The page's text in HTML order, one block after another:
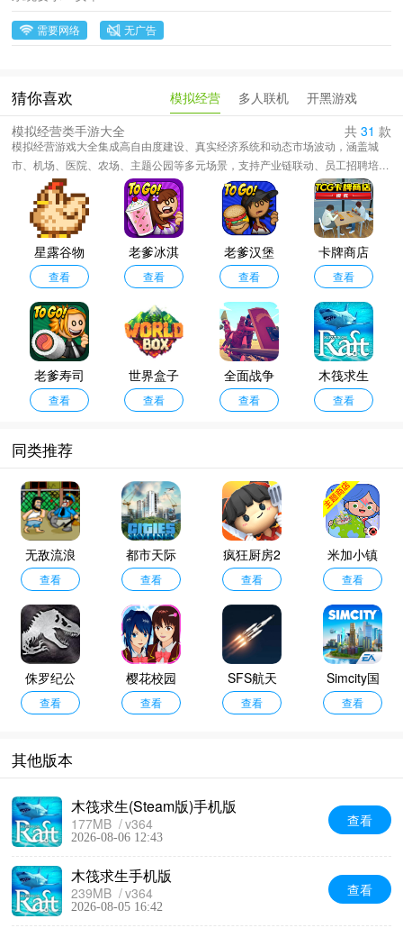
需要网络 无广告
猜你喜欢 模拟经营 多人联机
开黑游戏
模拟经营类手游大全
共 31 款
模拟经营游戏大全集成高自由度建设、真实经济系统和动态市场波动，涵盖城
市、机场、医院、农场、主题公园等多元场景，支持产业链联动、员工招聘培
训、科技研发升级与政策调控，昼夜四季天气随机影响供需，财务数据可视化助
力精准决策，离线收益与云端存档保障进度不丢失，个性化装扮、模组扩展及社
交交易激发创意，任务成就、排行榜和赛季挑战持续提供目标驱动，沉浸式音效
与精细像素3D画面共构微观世界，让玩家体验从小本生意到商业帝国的成长快
星露谷物
语美化版
查看
老爹冰淇
淋店中文
版
查看
老爹汉堡
店中文版
查看
卡牌商店
模拟器
查看
老爹寿司
店Togo
查看
世界盒子
修仙版
查看
全面战争
模拟器部
查看
木筏求生
联机版
查看
同类推荐
无敌流浪
汉2手机版
查看
都市天际
线
查看
疯狂厨房2
双人模式
查看
米加小镇
无广告版
查看
侏罗纪公
园完整版
查看
樱花校园
模拟器(新
查看
SFS航天
模拟器最
查看
Simcity国
际服
查看
其他版本
木筏求生(Steam版)手机版
177MB v364
2026-08-06 12:43
查看
木筏求生手机版
239MB v364
2026-08-05 16:42
查看